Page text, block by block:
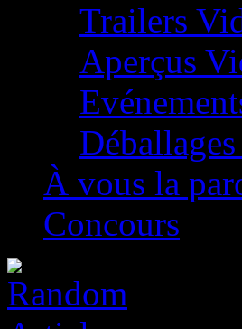
Trailers
Aperçus
À vous la
Concours